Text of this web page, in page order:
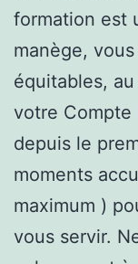
formation est
manège,
équitables, au
votre Compte
depuis le
moments
maximum )
vous servir.